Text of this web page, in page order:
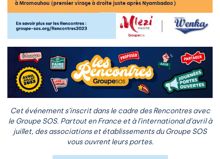
Cet événement s’inscrit dans le cadre des Rencontres avec
le Groupe SOS. Partout en France et à l’international d’avril à
juillet, des associations et établissements du Groupe SOS
vous ouvrent leurs portes.